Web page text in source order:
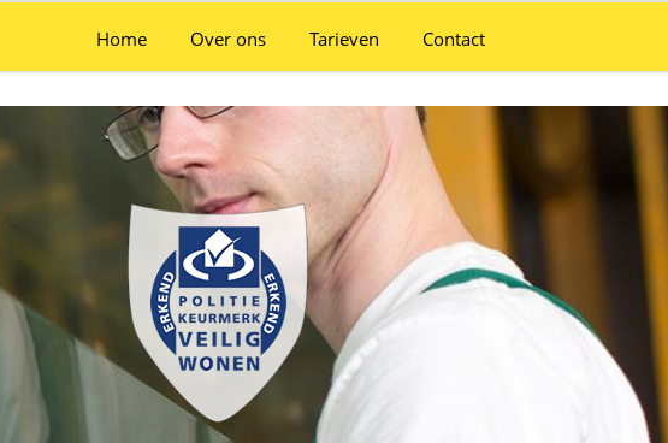
Home Over ons Tarieven Contact